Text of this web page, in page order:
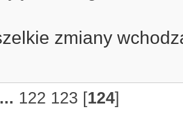
zmiany
... 122 123 [124]